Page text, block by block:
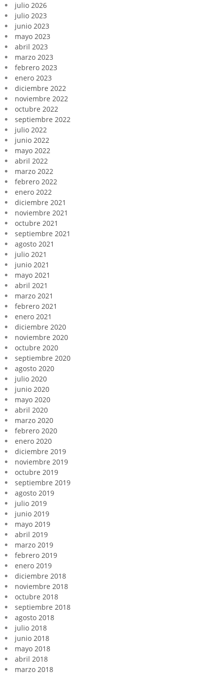
julio 2026
julio 2023
junio 2023
mayo 2023
abril 2023
marzo 2023
febrero 2023
enero 2023
diciembre 2022
noviembre 2022
octubre 2022
septiembre 2022
julio 2022
junio 2022
mayo 2022
abril 2022
marzo 2022
febrero 2022
enero 2022
diciembre 2021
noviembre 2021
octubre 2021
septiembre 2021
agosto 2021
julio 2021
junio 2021
mayo 2021
abril 2021
marzo 2021
febrero 2021
enero 2021
diciembre 2020
noviembre 2020
octubre 2020
septiembre 2020
agosto 2020
julio 2020
junio 2020
mayo 2020
abril 2020
marzo 2020
febrero 2020
enero 2020
diciembre 2019
noviembre 2019
octubre 2019
septiembre 2019
agosto 2019
julio 2019
junio 2019
mayo 2019
abril 2019
marzo 2019
febrero 2019
enero 2019
diciembre 2018
noviembre 2018
octubre 2018
septiembre 2018
agosto 2018
julio 2018
junio 2018
mayo 2018
abril 2018
marzo 2018